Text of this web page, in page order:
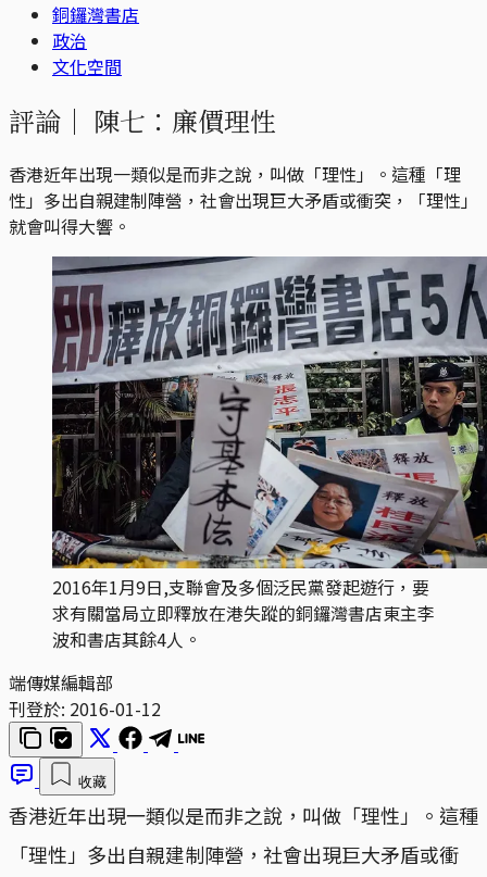
銅鑼灣書店
政治
文化空間
評論｜ 陳七：廉價理性
香港近年出現一類似是而非之說，叫做「理性」。這種「理
性」多出自親建制陣營，社會出現巨大矛盾或衝突，「理性」
就會叫得大響。
2016年1月9日,支聯會及多個泛民黨發起遊行，要
求有關當局立即釋放在港失蹤的銅鑼灣書店東主李
波和書店其餘4人。
端傳媒編輯部
刊登於: 2016-01-12
收藏
香港近年出現一類似是而非之說，叫做「理性」。這種
「理性」多出自親建制陣營，社會出現巨大矛盾或衝